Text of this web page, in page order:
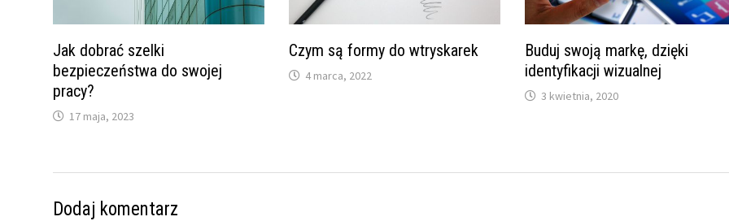
Jak dobrać szelki
bezpieczeństwa do swojej
pracy?
17 maja, 2023
Czym są formy do wtryskarek
4 marca, 2022
Buduj swoją markę, dzięki
identyfikacji wizualnej
3 kwietnia, 2020
Dodaj komentarz